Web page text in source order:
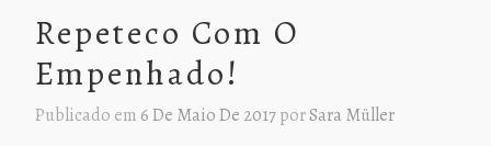
Repeteco Com O
Empenhado!
Publicado em 6 De Maio De 2017porSara Müller